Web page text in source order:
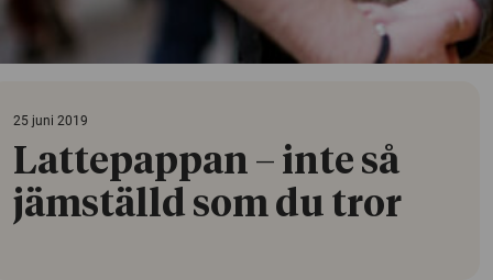
25 juni 2019
Lattepappan – inte så
jämställd som du tror